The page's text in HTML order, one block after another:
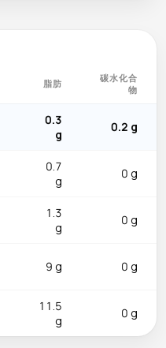
脂肪
碳水化合
物
0.3
g
0.2 g
0.7
g
0 g
1.3
g
0 g
9 g 0 g
11.5
g
0 g